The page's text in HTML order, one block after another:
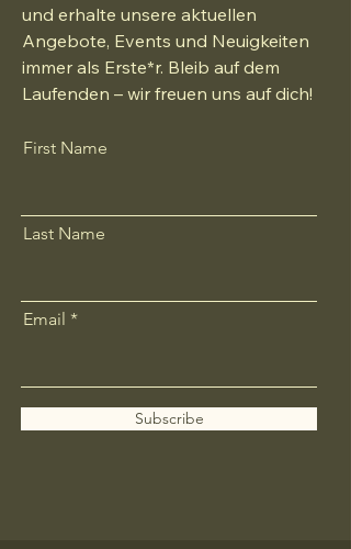
und erhalte unsere aktuellen
Angebote, Events und Neuigkeiten
immer als Erste*r. Bleib auf dem
Laufenden – wir freuen uns auf dich!
First Name
Last Name
Email
Subscribe